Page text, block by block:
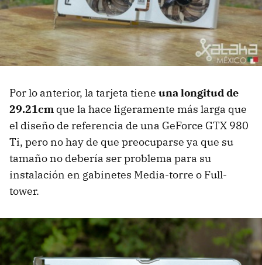
Por lo anterior, la tarjeta tiene una longitud de
29.21cm que la hace ligeramente más larga que
el diseño de referencia de una GeForce GTX 980
Ti, pero no hay de que preocuparse ya que su
tamaño no debería ser problema para su
instalación en gabinetes Media-torre o Full-
tower.